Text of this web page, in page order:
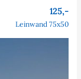
125,-
Leinwand 75x50